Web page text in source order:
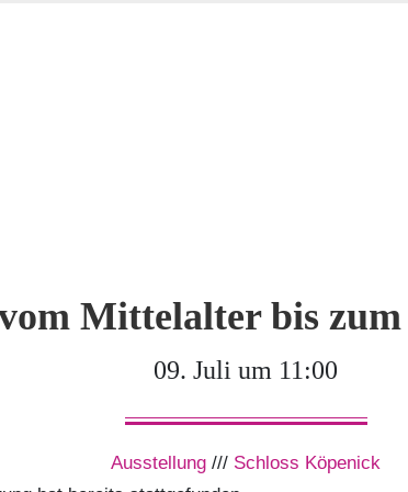
Mittelalter bis
09. Juli um 11:00
Ausstellung /// Schloss Köpenick